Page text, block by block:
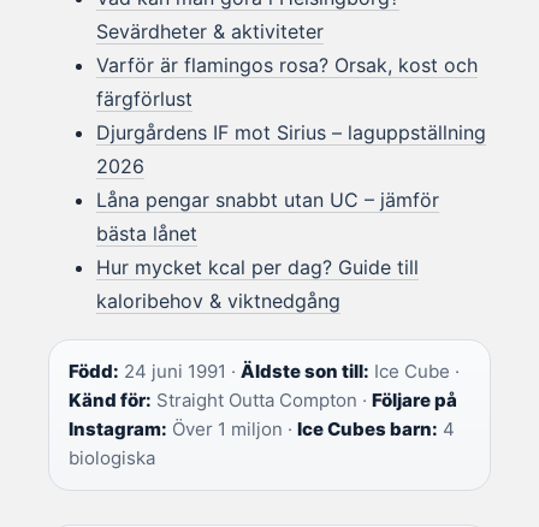
Sevärdheter & aktiviteter
Varför är flamingos rosa? Orsak, kost och
färgförlust
Djurgårdens IF mot Sirius – laguppställning
2026
Låna pengar snabbt utan UC – jämför
bästa lånet
Hur mycket kcal per dag? Guide till
kaloribehov & viktnedgång
Född: 24 juni 1991 · Äldste son till: Ice Cube ·
Känd för: Straight Outta Compton · Följare på
Instagram: Över 1 miljon · Ice Cubes barn: 4
biologiska